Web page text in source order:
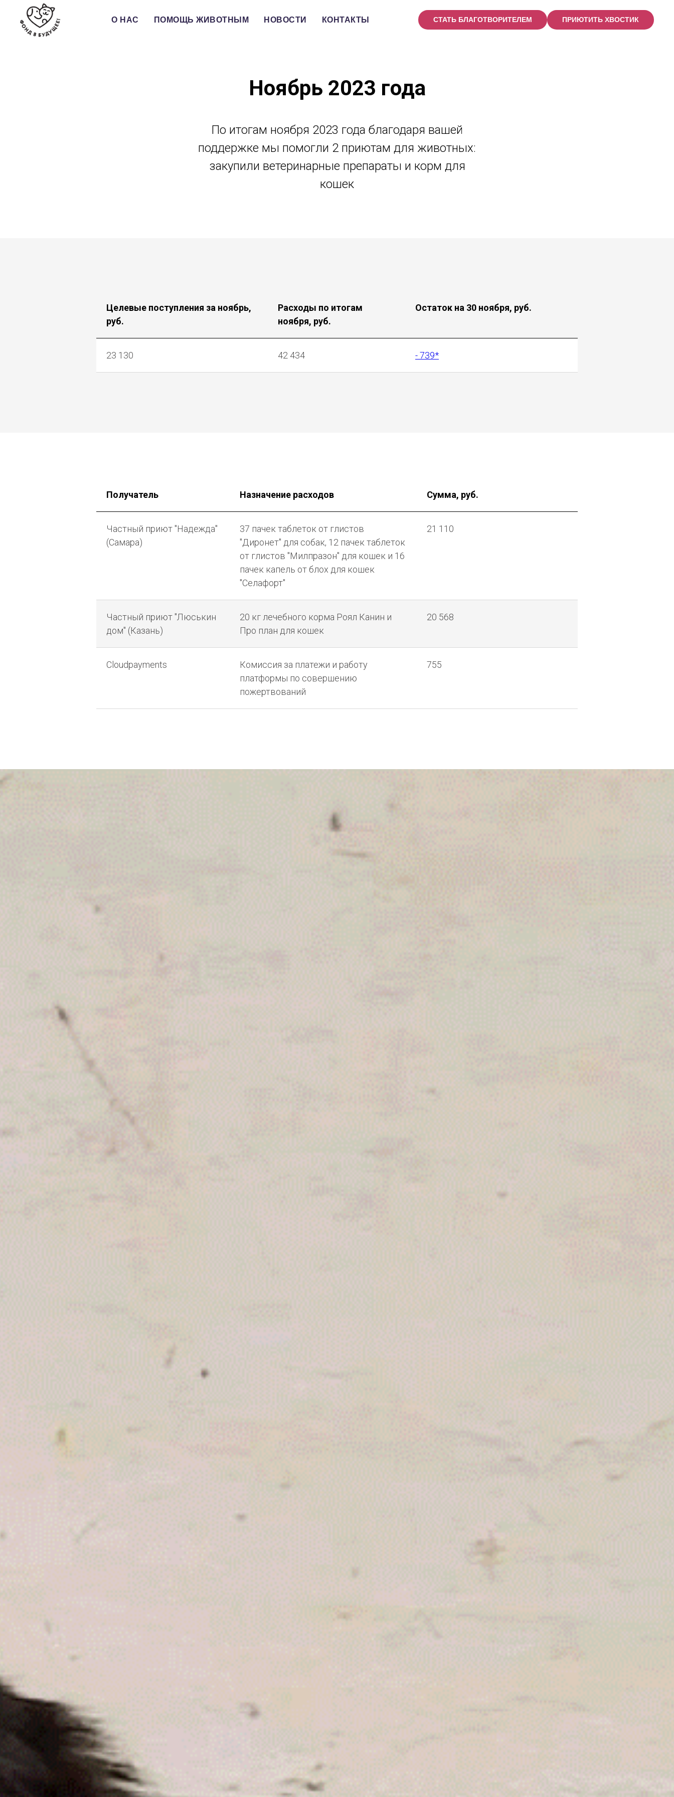
О НАС ПОМОЩЬ ЖИВОТНЫМ НОВОСТИ КОНТАКТЫ СТАТЬ БЛАГОТВОРИТЕЛЕМ ПРИЮТИТЬ ХВОСТИК
Ноябрь 2023 года
По итогам ноября 2023 года благодаря вашей
поддержке мы помогли 2 приютам для животных:
закупили ветеринарные препараты и корм для
кошек
Целевые поступления за ноябрь,
руб.
Расходы по итогам
ноября, руб.
Остаток на 30 ноября, руб.
23 130 42 434 - 739*
Получатель Назначение расходов Сумма, руб.
Частный приют "Надежда"
(Самара)
37 пачек таблеток от глистов
"Диронет" для собак, 12 пачек таблеток
от глистов "Милпразон" для кошек и 16
пачек капель от блох для кошек
"Селафорт"
21 110
Частный приют "Люськин
дом" (Казань)
20 кг лечебного корма Роял Канин и
Про план для кошек
20 568
Cloudpayments
Комиссия за платежи и работу
платформы по совершению
пожертвований
755